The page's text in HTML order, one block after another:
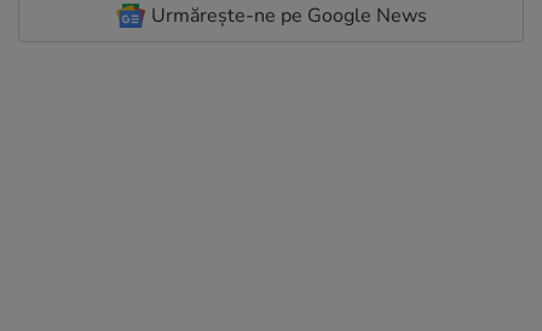
Urmărește-ne pe Google News